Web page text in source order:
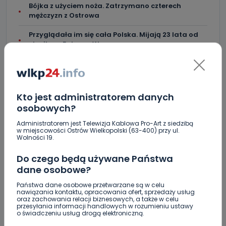
Kto jest administratorem danych
osobowych?
Administratorem jest Telewizja Kablowa Pro-Art z siedzibą
w miejscowości Ostrów Wielkopolski (63-400) przy ul.
Wolności 19.
Do czego będą używane Państwa
dane osobowe?
Państwa dane osobowe przetwarzane są w celu
nawiązania kontaktu, opracowania ofert, sprzedaży usług
oraz zachowania relacji biznesowych, a także w celu
przesyłania informacji handlowych w rozumieniu ustawy
o świadczeniu usług drogą elektroniczną.
Bójka z użyciem noża. Zatrzymano czterech
mężczyzn z Ostrowa
Przyglądała im się cała Polska. Mijają 23 lata od
strajku w Fabryce Wagon
Skomentuj ten wpis jako pierwszy!
DOŁĄCZ DO DYSKUSJI
DODAJ SWÓJ KOMENTARZ
Wiadomość